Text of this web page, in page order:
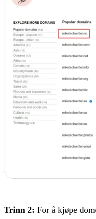
Trinn 2: For å kjøpe